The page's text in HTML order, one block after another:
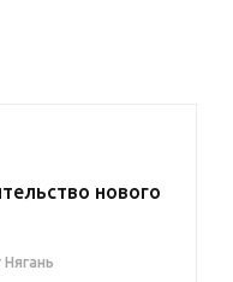
нового
Нягань